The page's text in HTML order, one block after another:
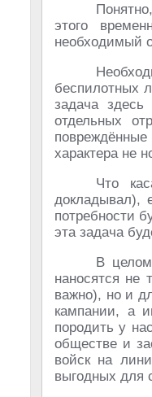
этого
необходимый
беспилотных
задача
отдельных
характера не
Что
докладывал),
потребности
эта задача
В
наносятся не
важно), но и
кампании, а
породить у
обществе и
войск на
выгодных для